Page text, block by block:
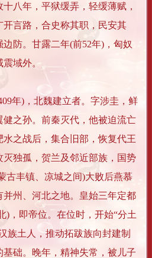
八年，平狱缓弄，轻缓薄赋，
言路，合史称其职，民安其
防。甘露二年(前52年)，匈奴
震域外。
年)，北魏建立者。字涉圭，鲜
之孙。前秦灭代，他被迫流亡
之战后，集合旧部，恢复代王
独孤，贺兰及邻近部族，国势
古丰镇、凉城之间)大败后燕慕
州、河北之地。皇始三年定都
)，即帝位。在位时，开始“分土
族土人，推动拓跋族向封建制
础。晚年，精神失常，被儿子